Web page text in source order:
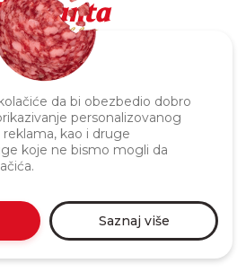
da bi obezbedio dobro
personalizovanog
reklama, kao i druge
koje ne bismo mogli da
Saznaj više
privatnosti